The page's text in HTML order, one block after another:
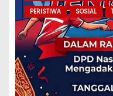
PERISTIWA
SOSIAL